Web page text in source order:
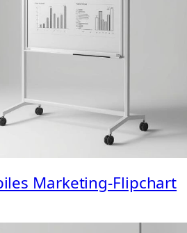
Marketing-Flipchart